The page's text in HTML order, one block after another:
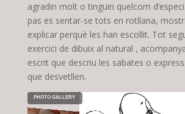
agradin molt o tinguin quelcom
pas es sentar-se tots en rotllana,
explicar perquè les han escollit. Tot
exercici de dibuix al natural ,
escrit que descriu les sabates o
que desvetllen.
PHOTO GALLERY